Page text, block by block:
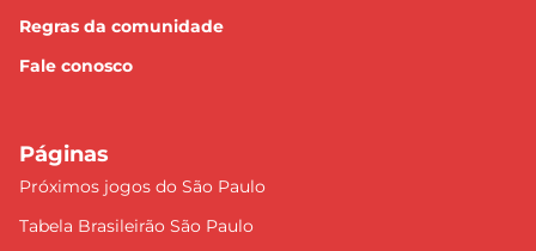
Regras da comunidade
Fale conosco
Páginas
Próximos jogos do São Paulo
Tabela Brasileirão São Paulo